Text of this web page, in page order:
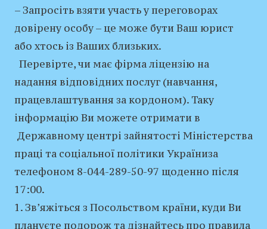
– Запросіть взяти участь у переговорах
довірену особу – це може бути Ваш юрист
або хтось із Ваших близьких.
Перевірте, чи має фірма ліцензію на
надання відповідних послуг (навчання,
працевлаштування за кордоном). Таку
інформацію Ви можете отримати в
Державному центрі зайнятості Міністерства
праці та соціальної політики Україниза
телефоном 8-044-289-50-97 щоденно після
17:00.
1. Зв’яжіться з Посольством країни, куди Ви
плануєте подорож та дізнайтесь про правила